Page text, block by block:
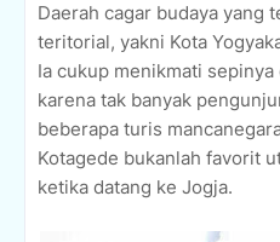
Daerah cagar budaya yang
teritorial, yakni Kota
Ia cukup menikmati
karena tak banyak
beberapa turis
Kotagede bukanlah favorit
ketika datang ke Jogja.